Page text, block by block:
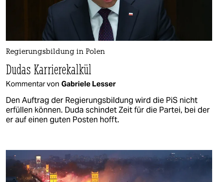
Regierungsbildung in Polen
Dudas Karrierekalkül
Kommentar von Gabriele Lesser
Den Auftrag der Regierungsbildung wird die PiS nicht
erfüllen können. Duda schindet Zeit für die Partei, bei der
er auf einen guten Posten hofft.